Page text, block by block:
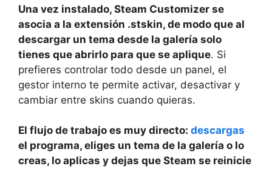
Una vez instalado, Steam Customizer se
asocia a la extensión .stskin, de modo que al
descargar un tema desde la galería solo
tienes que abrirlo para que se aplique. Si
prefieres controlar todo desde un panel, el
gestor interno te permite activar, desactivar y
cambiar entre skins cuando quieras.
El flujo de trabajo es muy directo: descargas
el programa, eliges un tema de la galería o lo
creas, lo aplicas y dejas que Steam se reinicie